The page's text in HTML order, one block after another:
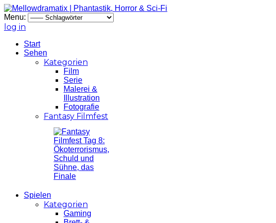
Menu:
log in
Start
Sehen
Kategorien
Film
Serie
Malerei &
Illustration
Fotografie
Fantasy Filmfest
Spielen
Kategorien
Gaming